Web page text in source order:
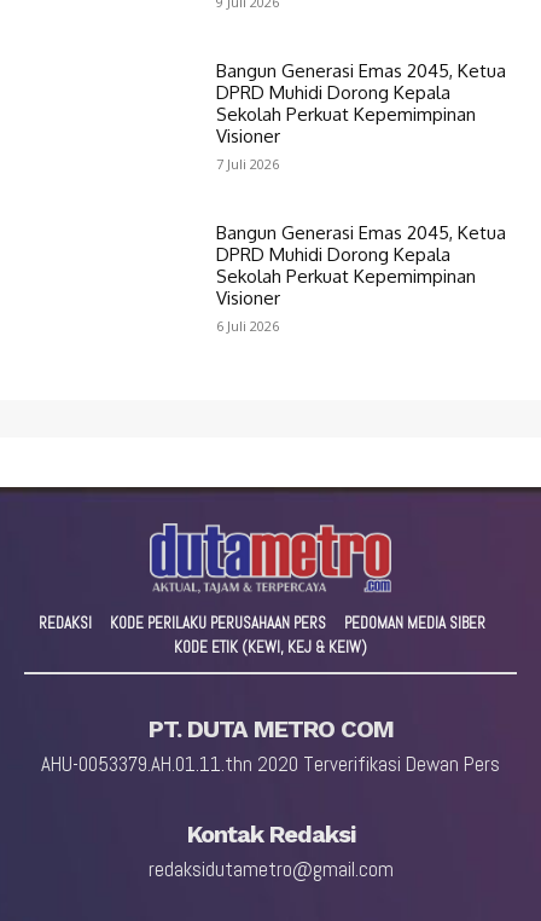
Bangun Generasi Emas 2045, Ketua
DPRD Muhidi Dorong Kepala
Sekolah Perkuat Kepemimpinan
Visioner
7 Juli 2026
Bangun Generasi Emas 2045, Ketua
DPRD Muhidi Dorong Kepala
Sekolah Perkuat Kepemimpinan
Visioner
6 Juli 2026
REDAKSI KODE PERILAKU PERUSAHAAN PERS
PEDOMAN MEDIA SIBER
KODE ETIK (KEWI, KEJ & KEIW)
PT. DUTA METRO COM
AHU-0053379.AH.01.11.thn 2020 Terverifikasi Dewan Pers
Kontak Redaksi
redaksidutametro@gmail.com